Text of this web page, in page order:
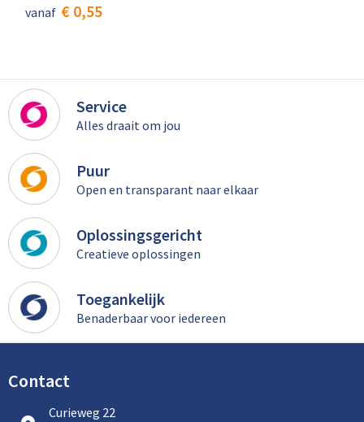
vanaf € 0,55
Service
Alles draait om jou
Puur
Open en transparant naar elkaar
Oplossingsgericht
Creatieve oplossingen
Toegankelijk
Benaderbaar voor iedereen
Contact
Curieweg 22